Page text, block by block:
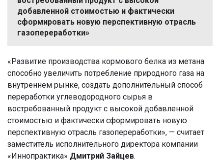
добавленной стоимостью и фактически
сформировать новую перспективную отрасль
газопереработки»
«Развитие производства кормового белка из метана
способно увеличить потребление природного газа на
внутреннем рынке, создать дополнительный способ
переработки углеводородного сырья в
востребованный продукт с высокой добавленной
стоимостью и фактически сформировать новую
перспективную отрасль газопереработки», — считает
заместитель исполнительного директора компании
«Иннопрактика» Дмитрий Зайцев.